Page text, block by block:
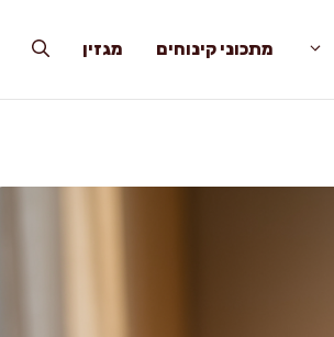
מתכוני קינוחים מגזין